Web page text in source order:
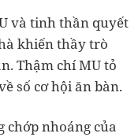
và tinh thần quyết
khiến thầy trò
Thậm chí MU tỏ
số cơ hội ăn bàn.
chớp nhoáng của